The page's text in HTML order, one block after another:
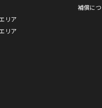
リア
リア
補償に